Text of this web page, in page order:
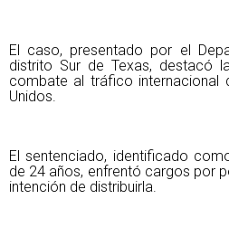
El caso, presentado por el
distrito Sur de Texas, destacó
combate al tráfico internacional
Unidos.
El sentenciado, identificado
de 24 años, enfrentó cargos por
intención de distribuirla.